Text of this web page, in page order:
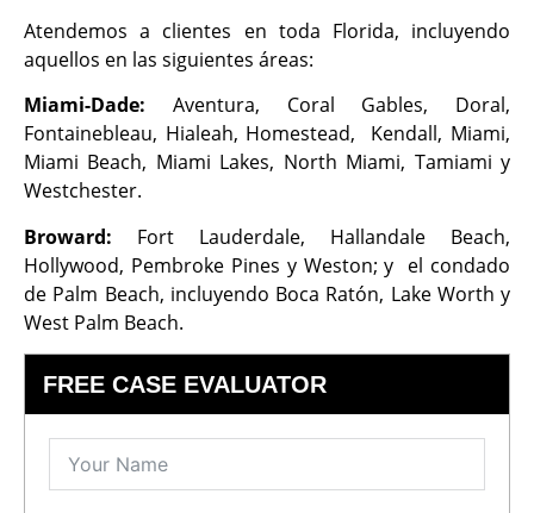
Atendemos a clientes en toda Florida, incluyendo
aquellos en las siguientes áreas:
Miami-Dade:
Aventura, Coral Gables, Doral,
Fontainebleau, Hialeah, Homestead, Kendall, Miami,
Miami Beach, Miami Lakes, North Miami, Tamiami y
Westchester.
Broward:
Fort Lauderdale, Hallandale Beach,
Hollywood, Pembroke Pines y Weston; y el condado
de Palm Beach, incluyendo Boca Ratón, Lake Worth y
West Palm Beach.
FREE CASE EVALUATOR